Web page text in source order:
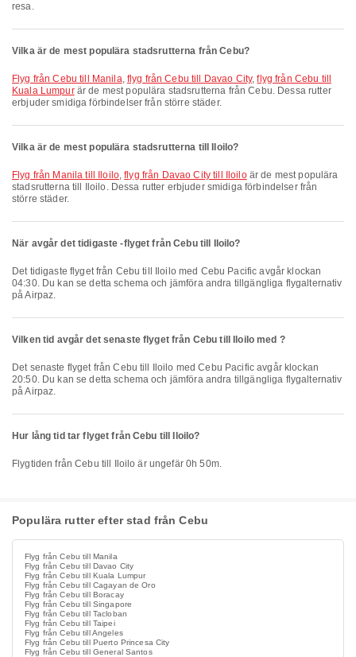
resa.
Vilka är de mest populära stadsrutterna från Cebu?
flyg från Cebu till Manila, flyg från Cebu till Davao City,flyg från Cebu till
Kuala Lumpurär de mest populära stadsrutterna från Cebu. Dessa rutter
erbjuder smidiga förbindelser från större städer.
Vilka är de mest populära stadsrutterna till Iloilo?
flyg från Manila till Iloilo,flyg från Davao City till Iloiloär de mest populära
stadsrutterna till Iloilo. Dessa rutter erbjuder smidiga förbindelser från
större städer.
När avgår det tidigaste -flyget från Cebu till Iloilo?
Det tidigaste flyget från Cebu till Iloilo med Cebu Pacific avgår klockan
04:30. Du kan se detta schema och jämföra andra tillgängliga flygalternativ
på Airpaz.
Vilken tid avgår det senaste flyget från Cebu till Iloilo med ?
Det senaste flyget från Cebu till Iloilo med Cebu Pacific avgår klockan
20:50. Du kan se detta schema och jämföra andra tillgängliga flygalternativ
på Airpaz.
Hur lång tid tar flyget från Cebu till Iloilo?
Flygtiden från Cebu till Iloilo är ungefär 0h 50m.
Populära rutter efter stad från Cebu
Flyg från Cebu till Manila
Flyg från Cebu till Davao City
Flyg från Cebu till Kuala Lumpur
Flyg från Cebu till Cagayan de Oro
Flyg från Cebu till Boracay
Flyg från Cebu till Singapore
Flyg från Cebu till Tacloban
Flyg från Cebu till Taipei
Flyg från Cebu till Angeles
Flyg från Cebu till Puerto Princesa City
Flyg från Cebu till General Santos